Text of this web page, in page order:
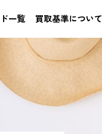
一覧 買取基準について